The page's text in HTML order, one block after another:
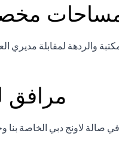
والردهة لمقابلة
مرافق
لاونج دبي الخاصة بنا